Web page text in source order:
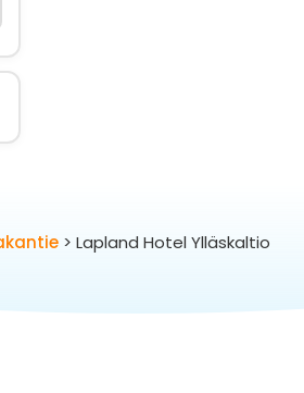
> Lapland Hotel Ylläskaltio